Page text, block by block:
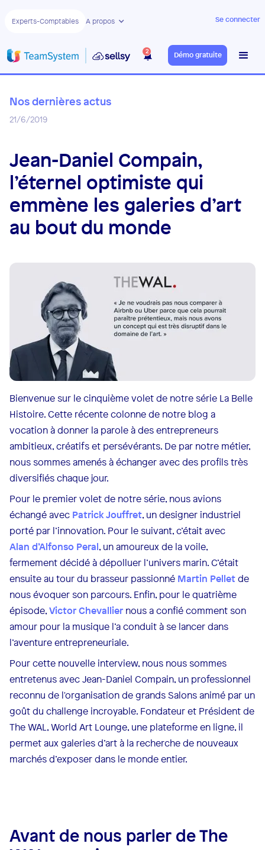
Experts-Comptables A propos Se connecter
2 Démo gratuite
Nos dernières actus
21/6/2019
Jean-Daniel Compain,
l’éternel optimiste qui
emmène les galeries d’art
au bout du monde
Bienvenue sur le cinquième volet de notre série La Belle
Histoire. Cette récente colonne de notre blog a
vocation à donner la parole à des entrepreneurs
ambitieux, créatifs et persévérants. De par notre métier,
nous sommes amenés à échanger avec des profils très
diversifiés chaque jour.
Pour le premier volet de notre série, nous avions
échangé avec Patrick Jouffret, un designer industriel
porté par l’innovation. Pour le suivant, c’était avec
Alan d’Alfonso Peral, un amoureux de la voile,
fermement décidé à dépolluer l’univers marin. C’était
ensuite au tour du brasseur passionné Martin Pelletde
nous évoquer son parcours. Enfin, pour le quatrième
épisode,Victor Chevallier nous a confié comment son
amour pour la musique l’a conduit à se lancer dans
l’aventure entrepreneuriale.
Pour cette nouvelle interview, nous nous sommes
entretenus avec Jean-Daniel Compain, un professionnel
reconnu de l'organisation de grands Salons animé par un
goût du challenge incroyable. Fondateur et Président de
The WAL, World Art Lounge, une plateforme en ligne, il
permet aux galeries d’art à la recherche de nouveaux
marchés d’exposer dans le monde entier.
Avant de nous parler de The